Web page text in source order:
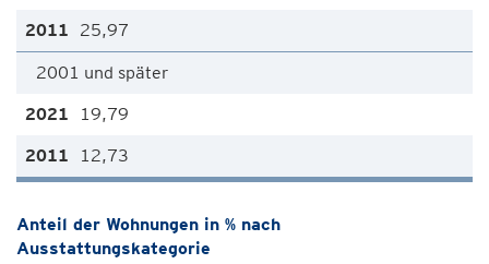
25,97
2001 und später
19,79
12,73
Anteil der Wohnungen in % nach
Ausstattungskategorie